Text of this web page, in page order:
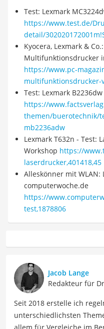
Test: Lexmark
https://www.test.de/
detail/
Kyocera, Lexmark &
Multifunktionsdrucker
https://www.pc-
multifunktionsdrucker-
Test: Lexmark
https://
themen/buerotechnik/
mb2236adw
Lexmark T632n - Test:
Workshop https://
laserdrucker,401418,45
Alleskönner mit WLAN:
computerwoche.de
https://
test,1878806
Jacob Lange
Redakteur für
Seit 2018 erstelle ich
unterschiedlichsten
allem für Vergleiche im